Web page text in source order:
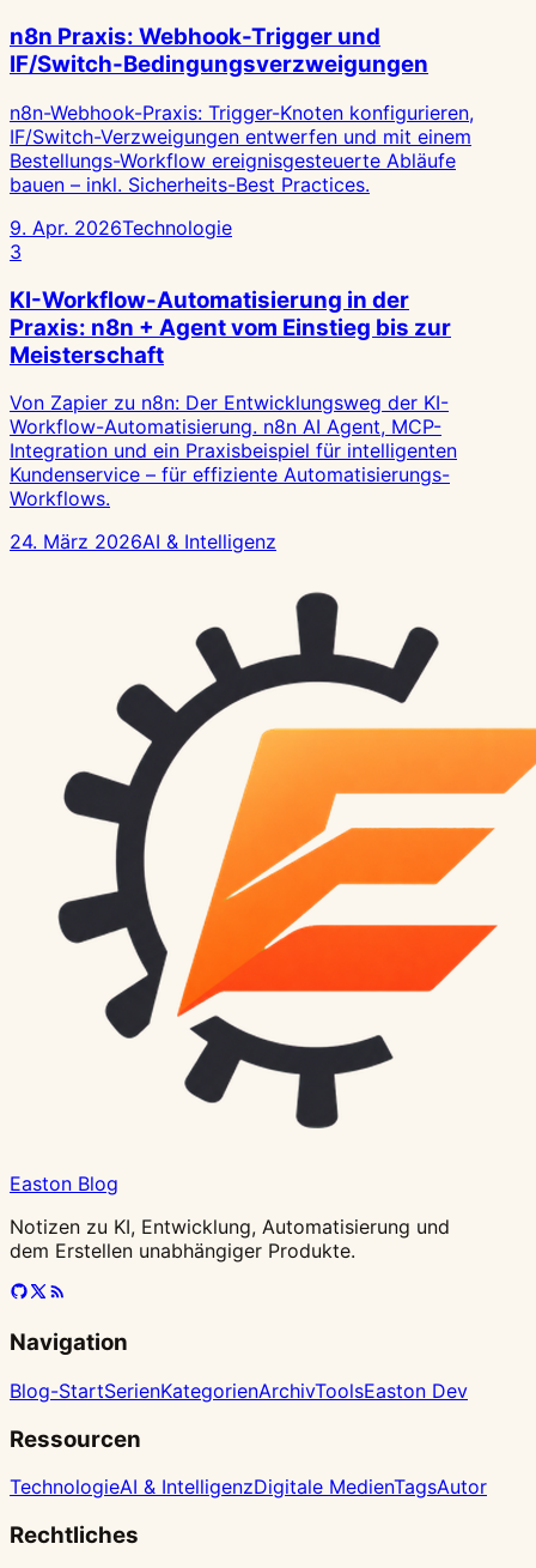
n8n Praxis: Webhook-Trigger und
IF/Switch-Bedingungsverzweigungen
n8n-Webhook-Praxis: Trigger-Knoten konfigurieren,
IF/Switch-Verzweigungen entwerfen und mit einem
Bestellungs-Workflow ereignisgesteuerte Abläufe
bauen – inkl. Sicherheits-Best Practices.
9. Apr. 2026Technologie
3
KI-Workflow-Automatisierung in der
Praxis: n8n + Agent vom Einstieg bis zur
Meisterschaft
Von Zapier zu n8n: Der Entwicklungsweg der KI-
Workflow-Automatisierung. n8n AI Agent, MCP-
Integration und ein Praxisbeispiel für intelligenten
Kundenservice – für effiziente Automatisierungs-
Workflows.
24. März 2026AI & Intelligenz
Easton Blog
Notizen zu KI, Entwicklung, Automatisierung und
dem Erstellen unabhängiger Produkte.
Navigation
Blog-StartSerienKategorienArchivToolsEaston Dev
Ressourcen
TechnologieAI & IntelligenzDigitale MedienTagsAutor
Rechtliches